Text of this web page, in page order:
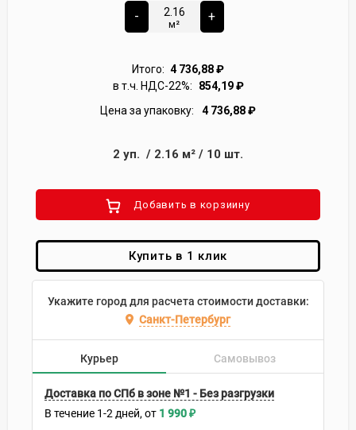
-
м²
+
Итого: 4 736,88₽
в т.ч. НДС-22%:
854,19₽
Цена за упаковку:
4 736,88₽
2 уп. / 2.16 м² / 10 шт.
Добавить в корзиину
Купить в 1 клик
Укажите город для расчета стоимости доставки:
Санкт-Петербург
Курьер Самовывоз
Доставка по СПб в зоне №1 - Без разгрузки
В течение 1-2 дней 1 990₽